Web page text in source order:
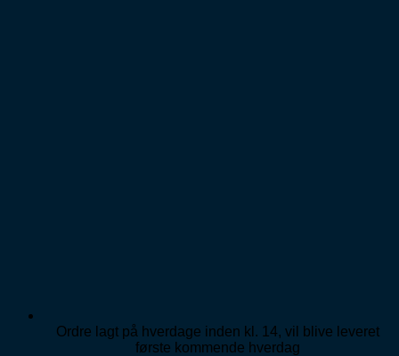
Ordre lagt på hverdage inden kl. 14, vil blive leveret
første kommende hverdag